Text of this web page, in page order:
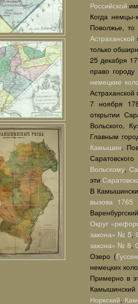
Российской
Когда
Поволжье,
Астраханской
только
25 декабря
право
немецкие
Астраханской
7 ноября
открытии
Вольского,
Главным
Камышин.
Вольскому,
эти
В
вызова
Округ
закона» № 5,
закона» № 8,
Озеро (
немецких
Примерно в
Камышинский
Норкский,